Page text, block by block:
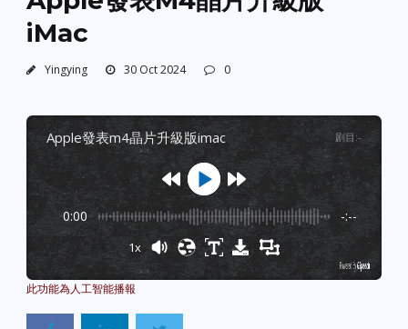
iMac
Yingying 30 Oct 2024 0
apple發表m4晶片升級版imac 剧目 :-
0:00 -:--
1x
GSpeech